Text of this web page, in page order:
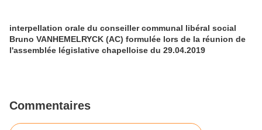
interpellation orale du conseiller communal libéral social
Bruno VANHEMELRYCK (AC) formulée lors de la réunion de
l'assemblée législative chapelloise du 29.04.2019
Commentaires